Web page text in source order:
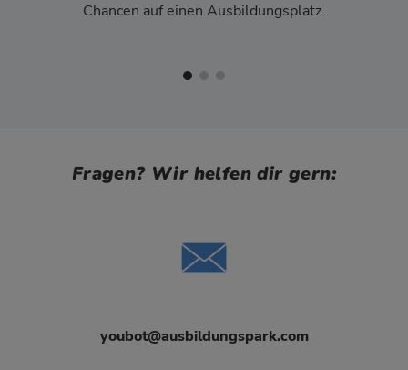
Chancen auf einen Ausbildungsplatz.
Fragen? Wir helfen dir gern:
youbot@ausbildungspark.com